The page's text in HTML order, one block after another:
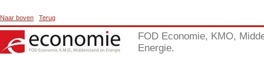
Naar boven Terug
FOD Economie, KMO,
Energie.